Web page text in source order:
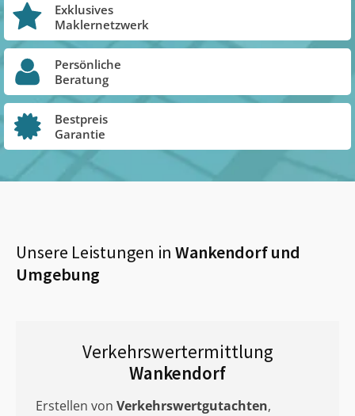
Exklusives
Maklernetzwerk
Persönliche
Beratung
Bestpreis
Garantie
Unsere Leistungen in Wankendorfund
Umgebung
Verkehrswertermittlung
Wankendorf
Erstellen von Verkehrswertgutachten,